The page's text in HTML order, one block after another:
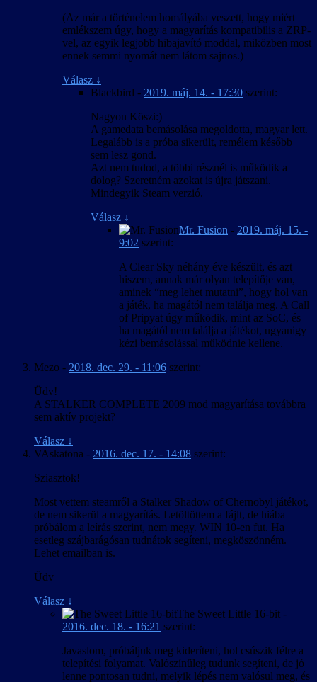
(Az már a történelem homályába veszett, hogy miért
emlékszem úgy, hogy a magyarítás kompatibilis a ZRP-
vel, az egyik legjobb hibajavító moddal, miközben most
ennek semmi nyomát nem látom sajnos.)
Válasz ↓
Blackbird - 2019. máj. 14. - 17:30 szerint:
Nagyon Köszi:)
A gamedata bemásolása megoldotta, magyar lett.
Legalább is a próba sikerült, remélem később
sem lesz gond.
Azt nem tudod, a többi résznél is működik a
dolog? Szeretném azokat is újra játszani.
Mindegyik Steam verzió.
Válasz ↓
Mr. Fusion - 2019. máj. 15. -
9:02 szerint:
A Clear Sky néhány éve készült, és azt
hiszem, annak már olyan telepítője van,
aminek “meg lehet mutatni”, hogy hol van
a játék, ha magától nem találja meg. A Call
of Pripyat úgy működik, mint az SoC, és
ha magától nem találja a játékot, ugyanigy
kézi bemásolással működnie kellene.
Mezo - 2018. dec. 29. - 11:06 szerint:
Üdv!
A STALKER COMPLETE 2009 mod magyarítása továbbra
sem aktív projekt?
Válasz ↓
VAskatona - 2016. dec. 17. - 14:08 szerint:
Sziasztok!
Most vettem steamről a Stalker Shadow of Chernobyl játékot,
de nem sikerül a magyarítás. Letöltöttem a fájlt, de hiába
próbálom a leírás szerint, nem megy. WIN 10-en fut. Ha
esetleg szájbarágósan tudnátok segíteni, megköszönném.
Lehet emailban is.
Üdv
Válasz ↓
The Sweet Little 16-bit -
2016. dec. 18. - 16:21 szerint:
Javaslom, próbáljuk meg kideríteni, hol csúszik félre a
telepítési folyamat. Valószínűleg tudunk segíteni, de jó
lenne pontosan tudni, melyik lépés nem valósul meg, és